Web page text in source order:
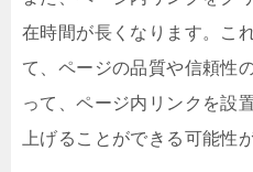
在時間が長くなります。こ
て、ページの品質や信頼性
って、ページ内リンクを設
上げることができる可能性